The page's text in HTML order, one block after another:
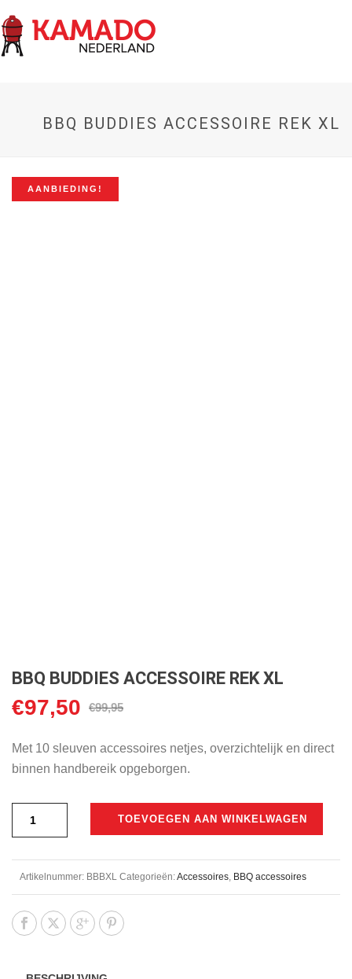
BBQ BUDDIES ACCESSOIRE REK XL
AANBIEDING!
BBQ BUDDIES ACCESSOIRE REK XL
€99,95
Oorspronkelijke
was:
€99,95.
€97,50 Huidige
is:
€97,50.
Met 10 sleuven accessoires netjes, overzichtelijk en direct
binnen handbereik opgeborgen.
TOEVOEGEN AAN WINKELWAGEN
Artikelnummer: BBBXL Categorieën:Accessoires, BBQ accessoires